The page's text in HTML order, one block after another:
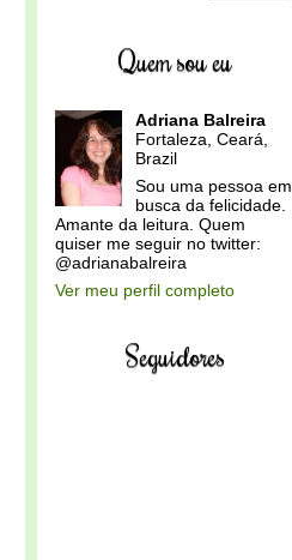
Quem sou eu
Adriana Balreira
Fortaleza, Ceará,
Brazil
Sou uma pessoa em
busca da felicidade.
Amante da leitura. Quem
quiser me seguir no twitter:
@adrianabalreira
Ver meu perfil completo
Seguidores